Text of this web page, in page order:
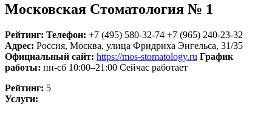
Московская Стоматология № 1
Рейтинг: Телефон: +7 (495) 580-32-74 +7 (965) 240-23-32
Адрес: Россия, Москва, улица Фридриха Энгельса, 31/35
Официальный сайт: https://mos-stomatology.ru График
работы: пн-сб 10:00–21:00 Сейчас работает
Рейтинг: 5
Услуги: